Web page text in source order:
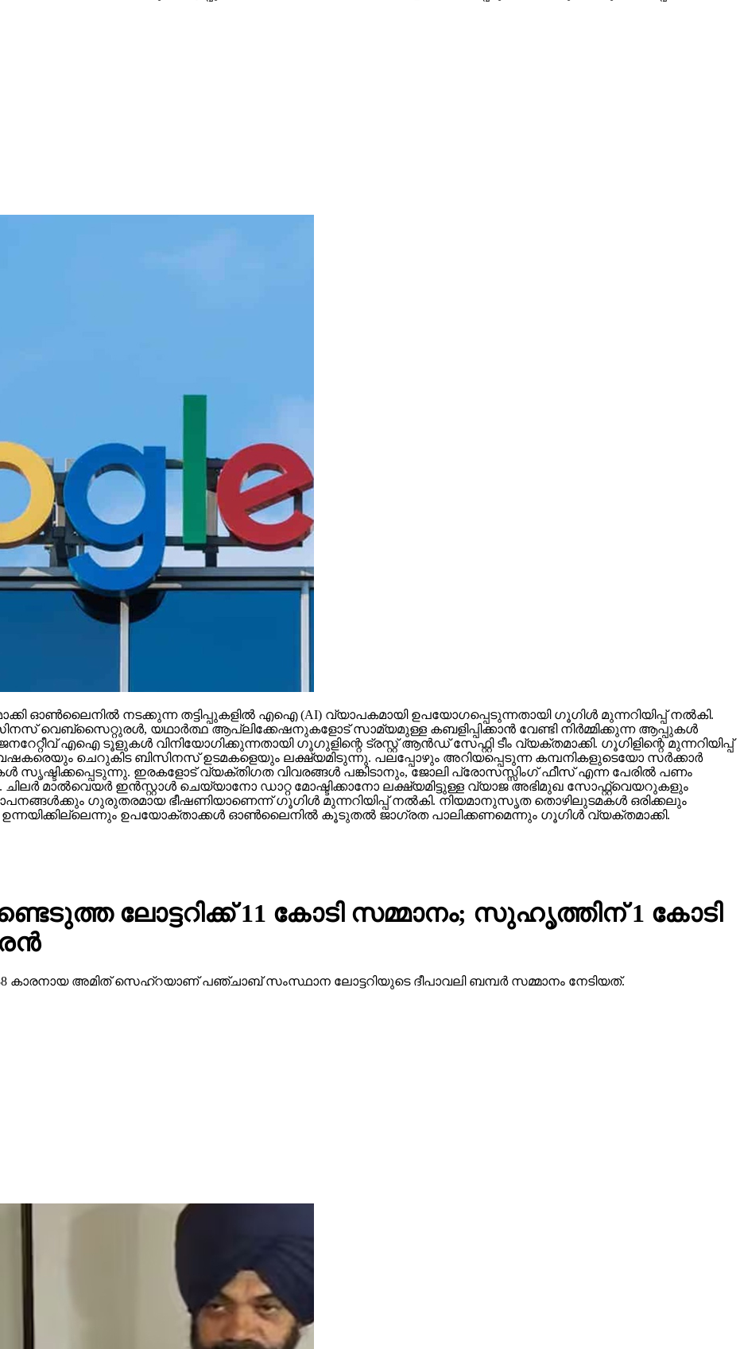
ഓണ്‍ലൈനില്‍ നടക്കുന്ന തട്ടിപ്പുകളില്‍ എഐ (AI) വ്യാപകമായി ഉപയോഗപ്പെടുന്നതായി ഗൂഗിള്‍ മുന്നറിയിപ്പ് നല്‍കി.
യഥാര്‍ത്ഥ ആപ്ലിക്കേഷനുകളോട് സാമ്യമുള്ള കബളിപ്പിക്കാന്‍ വേണ്ടി നിര്‍മ്മിക്കുന്ന ആപ്പുകള്‍
എഐ ടൂളുകള്‍ വിനിയോഗിക്കുന്നതായി ഗൂഗുളിന്റെ ട്രസ്റ്റ് ആന്‍ഡ് സേഫ്റ്റി ടീം വ്യക്തമാക്കി. ഗൂഗിളിന്റെ മുന്നറിയിപ്പ്
ചെറുകിട ബിസിനസ് ഉടമകളെയും ലക്ഷ്യമിടുന്നു. പലപ്പോഴും അറിയപ്പെടുന്ന കമ്പനികളുടെയോ സര്‍ക്കാര്‍
സൃഷ്ടിക്കപ്പെടുന്നു. ഇരകളോട് വ്യക്തിഗത വിവരങ്ങള്‍ പങ്കിടാനും, ജോലി പ്രോസസ്സിംഗ് ഫീസ് എന്ന പേരില്‍ പണം
മാല്‍വെയര്‍ ഇന്‍സ്റ്റാള്‍ ചെയ്യാനോ ഡാറ്റ മോഷ്ടിക്കാനോ ലക്ഷ്യമിട്ടുള്ള വ്യാജ അഭിമുഖ സോഫ്റ്റ്‌വെയറുകളും
ഗുരുതരമായ ഭീഷണിയാണെന്ന് ഗൂഗിള്‍ മുന്നറിയിപ്പ് നല്‍കി. നിയമാനുസൃത തൊഴിലുടമകള്‍ ഒരിക്കലും
ഉപയോക്താക്കള്‍ ഓണ്‍ലൈനില്‍ കൂടുതല്‍ ജാഗ്രത പാലിക്കണമെന്നും ഗൂഗിള്‍ വ്യക്തമാക്കി.
ലോട്ടറിക്ക് 11 കോടി സമ്മാനം; സുഹൃത്തിന് 1 കോടി
കാരനായ അമിത് സെഹ്‌റയാണ് പഞ്ചാബ് സംസ്ഥാന ലോട്ടറിയുടെ ദീപാവലി ബമ്പര്‍ സമ്മാനം നേടിയത്.